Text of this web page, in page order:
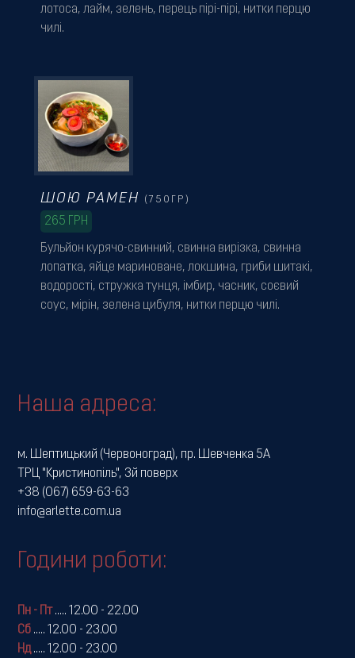
лотоса, лайм, зелень, перець пірі-пірі, нитки перцю
чилі.
Бульйон курячо-свинний, свинна вирізка, свинна
лопатка, яйце мариноване, локшина, гриби шитакі,
водорості, стружка тунця, імбир, часник, соєвий
соус, мірін, зелена цибуля, нитки перцю чилі.
ШОЮ РАМЕН (750ГР)
265 ГРН
Наша адреса:
м. Шептицький (Червоноград), пр. Шевченка 5А
ТРЦ "Кристинопіль", 3й поверх
+38 (067) 659-63-63
info@arlette.com.ua
Години роботи:
Пн - Пт.....
12.00 - 22.00
Сб .....
12.00 - 23.00
Нд..... 12.00 - 23.00